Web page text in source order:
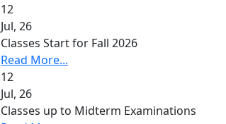
12
Jul, 26
Classes Start for Fall 2026
Read More...
12
Jul, 26
Classes up to Midterm Examinations